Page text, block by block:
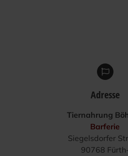
Adresse
Tier­nah­rung
Bar­fe­rie
Sie­gels­dor­fer
90768